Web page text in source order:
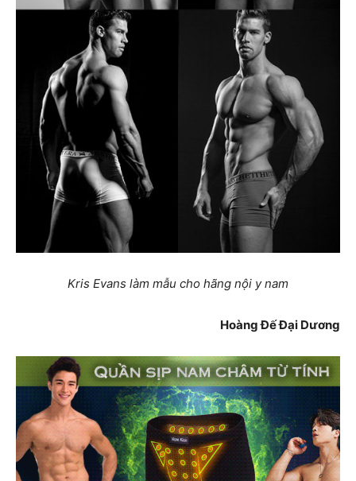
Kris Evans làm mẫu cho hãng nội y nam
Hoàng Đế Đại Dương